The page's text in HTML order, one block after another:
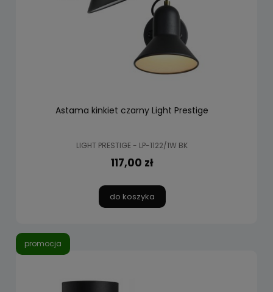
Astama kinkiet czarny Light Prestige
LIGHT PRESTIGE - LP-1122/1W BK
117,00 zł
do koszyka
promocja